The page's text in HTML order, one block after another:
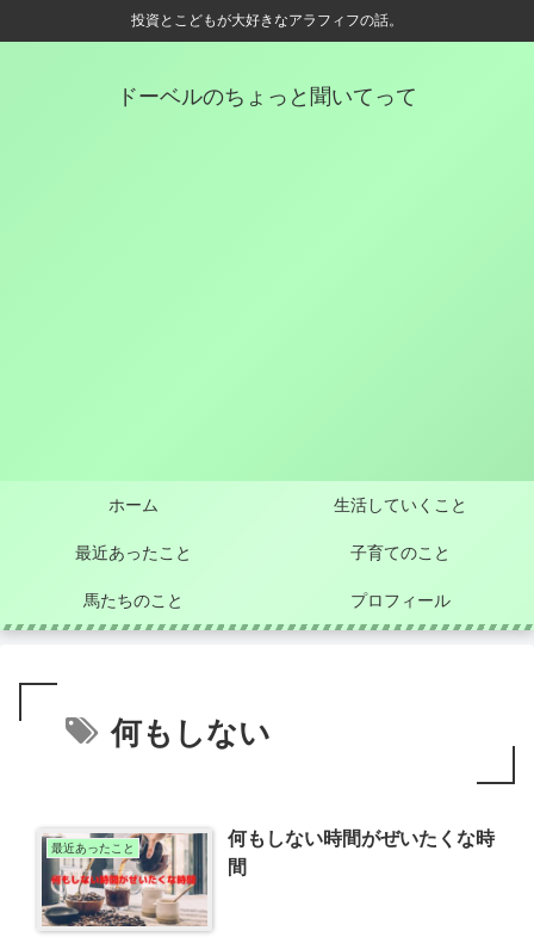
投資とこどもが大好きなアラフィフの話。
ドーベルのちょっと聞いてって
ホーム 生活していくこと
最近あったこと 子育てのこと
馬たちのこと プロフィール
何もしない
最近あったこと
何もしない時間がぜいたくな時
間